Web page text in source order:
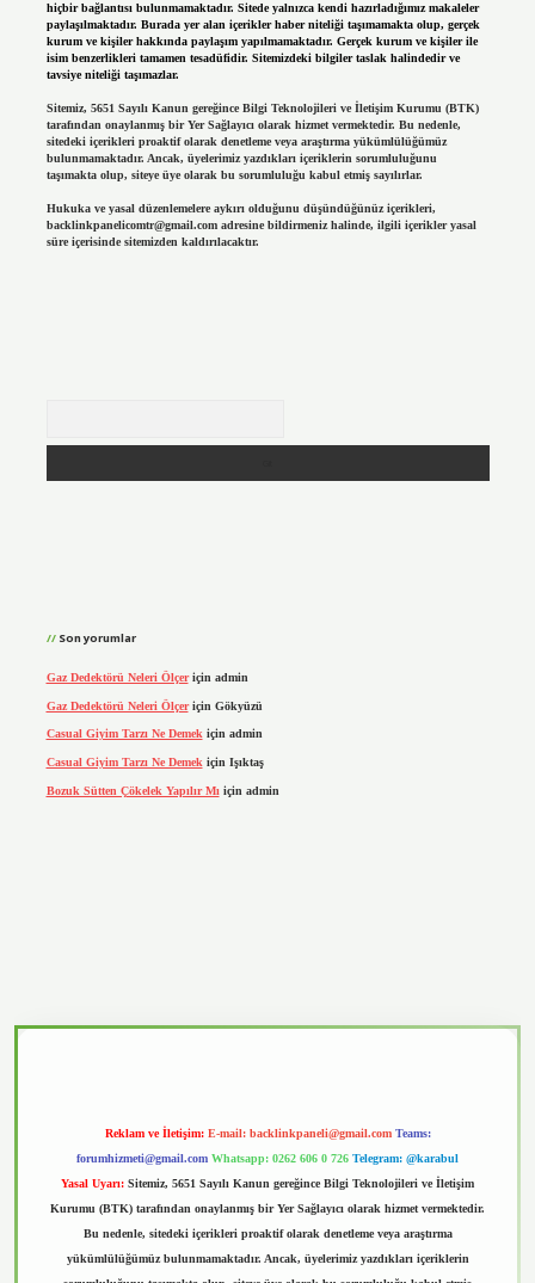
hiçbir bağlantısı bulunmamaktadır. Sitede yalnızca kendi hazırladığımız makaleler
paylaşılmaktadır. Burada yer alan içerikler haber niteliği taşımamakta olup, gerçek
kurum ve kişiler hakkında paylaşım yapılmamaktadır. Gerçek kurum ve kişiler ile
isim benzerlikleri tamamen tesadüfidir. Sitemizdeki bilgiler taslak halindedir ve
tavsiye niteliği taşımazlar.
Sitemiz, 5651 Sayılı Kanun gereğince Bilgi Teknolojileri ve İletişim Kurumu (BTK)
tarafından onaylanmış bir Yer Sağlayıcı olarak hizmet vermektedir. Bu nedenle,
sitedeki içerikleri proaktif olarak denetleme veya araştırma yükümlülüğümüz
bulunmamaktadır. Ancak, üyelerimiz yazdıkları içeriklerin sorumluluğunu
taşımakta olup, siteye üye olarak bu sorumluluğu kabul etmiş sayılırlar.
Hukuka ve yasal düzenlemelere aykırı olduğunu düşündüğünüz içerikleri,
backlinkpanelicomtr@gmail.comadresine bildirmeniz halinde, ilgili içerikler yasal
süre içerisinde sitemizden kaldırılacaktır.
Son yorumlar
Gaz Dedektörü Neleri Ölçeriçin admin
Gaz Dedektörü Neleri Ölçeriçin Gökyüzü
Casual Giyim Tarzı Ne Demekiçin admin
Casual Giyim Tarzı Ne Demek için Işıktaş
Bozuk Sütten Çökelek Yapılır Mı için admin
Reklam ve İletişim: E-mail: backlinkpaneli@gmail.com Teams:
forumhizmeti@gmail.com Whatsapp: 0262 606 0 726 Telegram: @karabul
Yasal Uyarı: Sitemiz, 5651 Sayılı Kanun gereğince Bilgi Teknolojileri ve İletişim
Kurumu (BTK) tarafından onaylanmış bir Yer Sağlayıcı olarak hizmet vermektedir.
Bu nedenle, sitedeki içerikleri proaktif olarak denetleme veya araştırma
yükümlülüğümüz bulunmamaktadır. Ancak, üyelerimiz yazdıkları içeriklerin